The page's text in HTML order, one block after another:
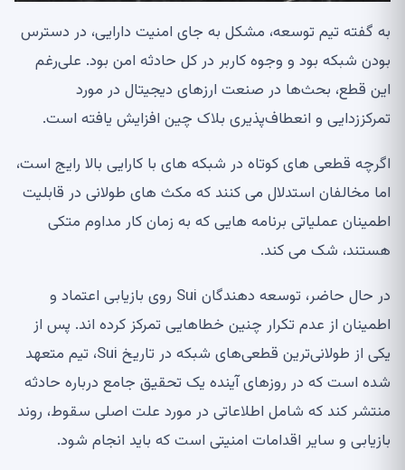
به گفته تیم توسعه، مشکل به جای امنیت دارایی، در دسترس
بودن شبکه بود و وجوه کاربر در کل حادثه امن بود. علی‌رغم
این قطع، بحث‌ها در صنعت ارزهای دیجیتال در مورد
تمرکززدایی و انعطاف‌پذیری بلاک چین افزایش یافته است.
اگرچه قطعی های کوتاه در شبکه های با کارایی بالا رایج است،
اما مخالفان استدلال می کنند که مکث های طولانی در قابلیت
اطمینان عملیاتی برنامه هایی که به زمان کار مداوم متکی
هستند، شک می کند.
در حال حاضر، توسعه دهندگان Sui روی بازیابی اعتماد و
اطمینان از عدم تکرار چنین خطاهایی تمرکز کرده اند. پس از
یکی از طولانی‌ترین قطعی‌های شبکه در تاریخ Sui، تیم متعهد
شده است که در روزهای آینده یک تحقیق جامع درباره حادثه
منتشر کند که شامل اطلاعاتی در مورد علت اصلی سقوط، روند
بازیابی و سایر اقدامات امنیتی است که باید انجام شود.